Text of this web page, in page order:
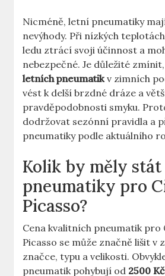
Nicméně, letní pneumatiky
nevýhody. Při nízkých
ledu ztrácí svoji účinnost a
nebezpečné. Je důležité
letních pneumatikv zimních
vést k delší brzdné dráze a
pravděpodobnosti smyku.
dodržovat sezónní pravidla a
pneumatiky podle aktuálního
Kolik by měly
pneumatiky pro
Picasso?
Cena kvalitních pneumatik pro
Picasso se může značně lišit v
značce, typu a velikosti.
pneumatik pohybují od 2500